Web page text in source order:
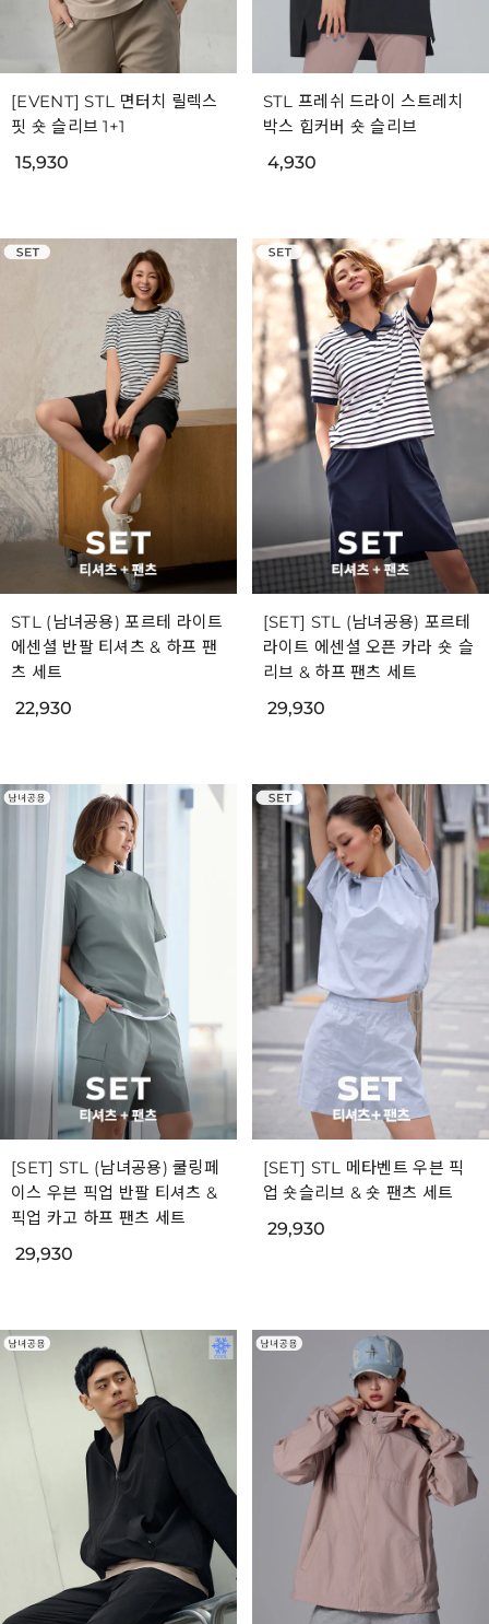
[EVENT] STL 면터치 릴렉스
핏 숏 슬리브 1+1
15,930
STL 프레쉬 드라이 스트레치
박스 힙커버 숏 슬리브
4,930
STL (남녀공용) 포르테 라이트
에센셜 반팔 티셔츠 & 하프 팬
츠 세트
22,930
[SET] STL (남녀공용) 포르테
라이트 에센셜 오픈 카라 숏 슬
리브 & 하프 팬츠 세트
29,930
[SET] STL (남녀공용) 쿨링페
이스 우븐 픽업 반팔 티셔츠 &
픽업 카고 하프 팬츠 세트
29,930
[SET] STL 메타벤트 우븐 픽
업 숏슬리브 & 숏 팬츠 세트
29,930